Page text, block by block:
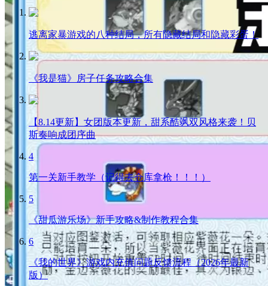
逃离家暴游戏的八种结局，所有隐藏结局和隐藏彩蛋！
《我是猫》房子任务攻略合集
【8.14更新】女团版本更新，甜系酷飒双风格来袭！贝
斯奏响成团序曲
4
第一关新手教学（记得去仓库拿枪！！！）
5
《甜瓜游乐场》新手攻略&制作教程合集
6
《我的世界》游戏内充值问题反馈流程（2026年最新
版）